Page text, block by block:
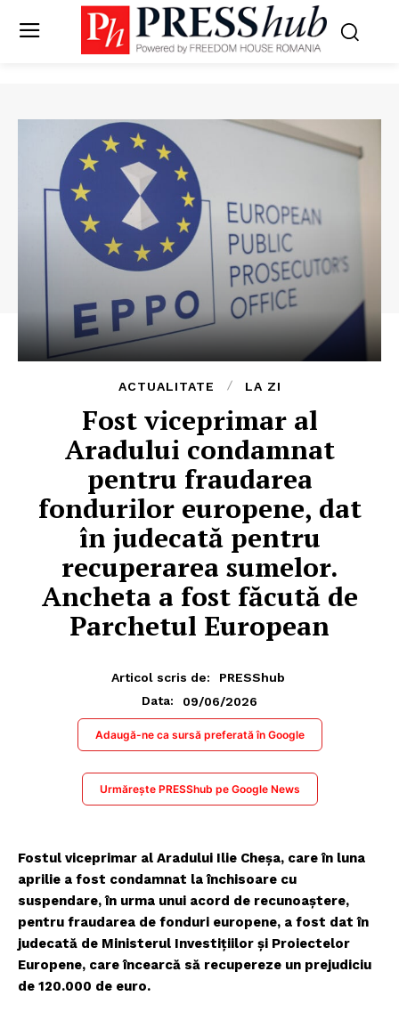
ACTUALITATE LA ZI
Fost viceprimar al
Aradului condamnat
pentru fraudarea
fondurilor europene, dat
în judecată pentru
recuperarea sumelor.
Ancheta a fost făcută de
Parchetul European
Articol scris de:
PRESShub
Data:
09/06/2026
Adaugă-ne ca sursă preferată în Google
Urmărește PRESShub pe Google News
Fostul viceprimar al Aradului Ilie Cheşa, care în luna
aprilie a fost condamnat la închisoare cu
suspendare, în urma unui acord de recunoaştere,
pentru fraudarea de fonduri europene, a fost dat în
judecată de Ministerul Investiţiilor şi Proiectelor
Europene, care încearcă să recupereze un prejudiciu
de 120.000 de euro.